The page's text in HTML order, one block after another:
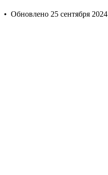
• Обновлено 25 сентября 2024